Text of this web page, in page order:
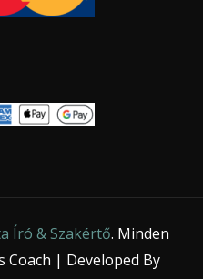
Író & Szakértő. Minden
Coach | Developed By